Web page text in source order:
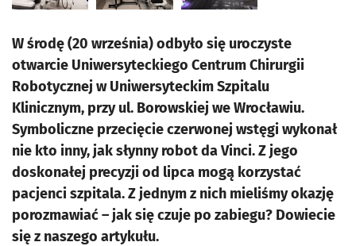
W środę (20 września) odbyło się uroczyste
otwarcie Uniwersyteckiego Centrum Chirurgii
Robotycznej w Uniwersyteckim Szpitalu
Klinicznym, przy ul. Borowskiej we Wrocławiu.
Symboliczne przecięcie czerwonej wstęgi wykonał
nie kto inny, jak słynny robot da Vinci. Z jego
doskonałej precyzji od lipca mogą korzystać
pacjenci szpitala. Z jednym z nich mieliśmy okazję
porozmawiać – jak się czuje po zabiegu? Dowiecie
się z naszego artykułu.